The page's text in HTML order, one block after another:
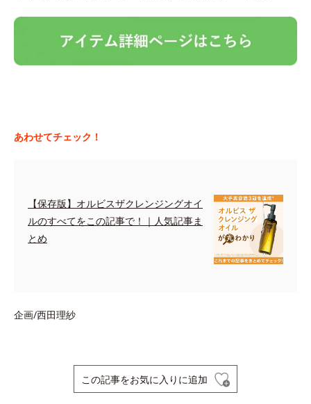
あわせてチェック！
【保存版】オルビスザクレンジングオイ
ルのすべてをこの記事で！｜人気記事ま
とめ
企画/西田理紗
この記事をお気に入りに追加